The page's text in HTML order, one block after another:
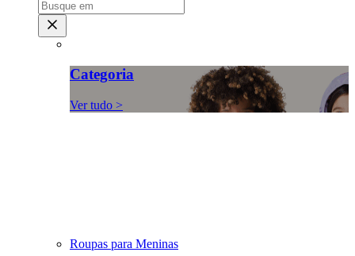
Categoria
Ver tudo >
Roupas para Meninas